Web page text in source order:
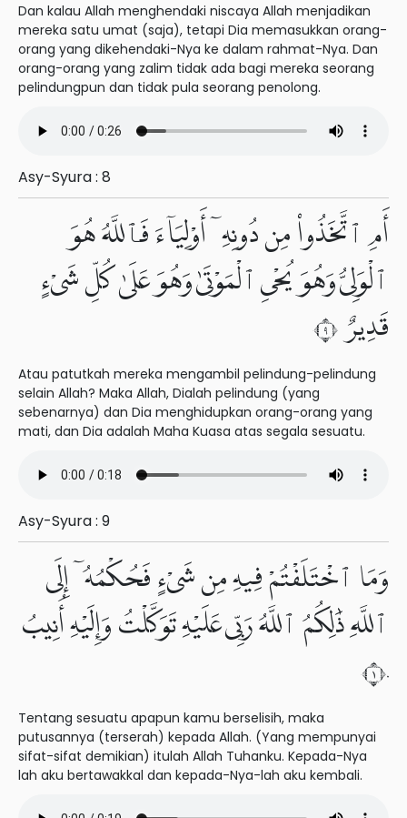
Dan kalau Allah menghendaki niscaya Allah menjadikan
mereka satu umat (saja), tetapi Dia memasukkan orang-
orang yang dikehendaki-Nya ke dalam rahmat-Nya. Dan
orang-orang yang zalim tidak ada bagi mereka seorang
pelindungpun dan tidak pula seorang penolong.
Asy-Syura : 8
أَمِ ٱتَّخَذُوا۟ مِن دُونِهِۦٓ أَوْلِيَآءَ فَٱللَّهُ هُوَ
ٱلْوَلِىُّ وَهُوَ يُحْىِ ٱلْمَوْتَىٰ وَهُوَ عَلَىٰ كُلِّ شَىْءٍ
قَدِيرٌ ٩
Atau patutkah mereka mengambil pelindung-pelindung
selain Allah? Maka Allah, Dialah pelindung (yang
sebenarnya) dan Dia menghidupkan orang-orang yang
mati, dan Dia adalah Maha Kuasa atas segala sesuatu.
Asy-Syura : 9
وَمَا ٱخْتَلَفْتُمْ فِيهِ مِن شَىْءٍ فَحُكْمُهُۥٓ إِلَى
ٱللَّهِ ذَٰلِكُمُ ٱللَّهُ رَبِّى عَلَيْهِ تَوَكَّلْتُ وَإِلَيْهِ أُنِيبُ
١٠
Tentang sesuatu apapun kamu berselisih, maka
putusannya (terserah) kepada Allah. (Yang mempunyai
sifat-sifat demikian) itulah Allah Tuhanku. Kepada-Nya
lah aku bertawakkal dan kepada-Nya-lah aku kembali.